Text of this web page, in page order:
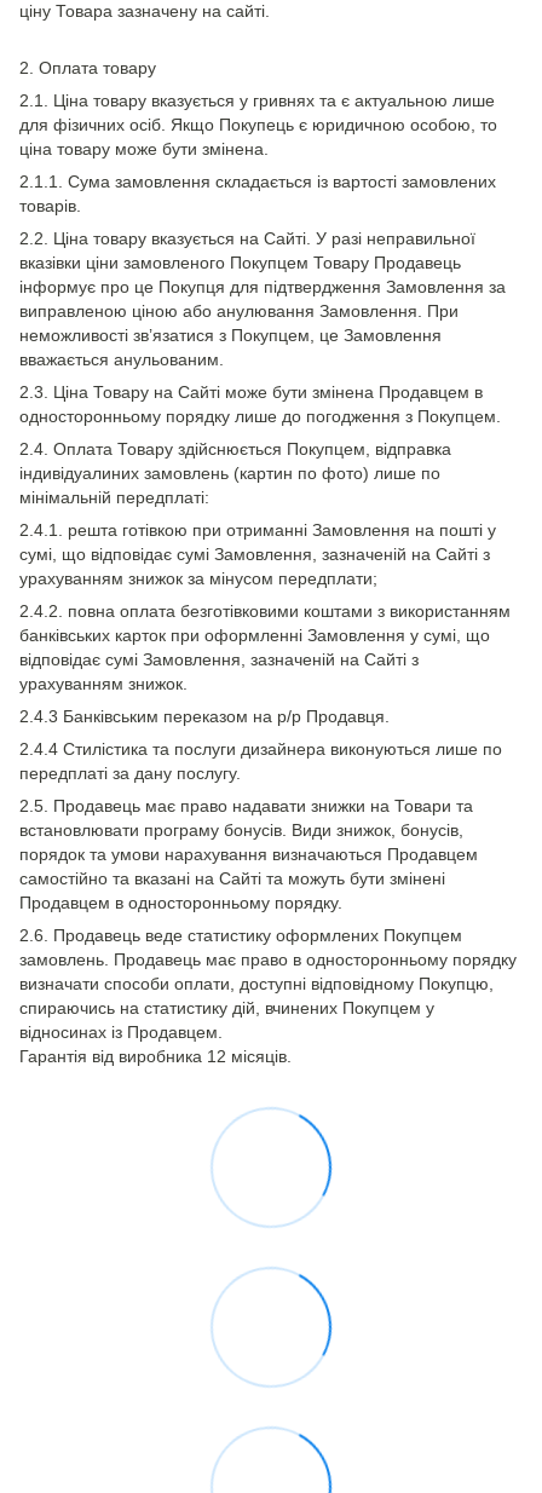
ціну Товара зазначену на сайті.
2. Оплата товару
2.1. Ціна товару вказується у гривнях та є актуальною лише
для фізичних осіб. Якщо Покупець є юридичною особою, то
ціна товару може бути змінена.
2.1.1. Сума замовлення складається із вартості замовлених
товарів.
2.2. Ціна товару вказується на Сайті. У разі неправильної
вказівки ціни замовленого Покупцем Товару Продавець
інформує про це Покупця для підтвердження Замовлення за
виправленою ціною або анулювання Замовлення. При
неможливості зв’язатися з Покупцем, це Замовлення
вважається анульованим.
2.3. Ціна Товару на Сайті може бути змінена Продавцем в
односторонньому порядку лише до погодження з Покупцем.
2.4. Оплата Товару здійснюється Покупцем, відправка
індивідуалиних замовлень (картин по фото) лише по
мінімальній передплаті:
2.4.1. решта готівкою при отриманні Замовлення на пошті у
сумі, що відповідає сумі Замовлення, зазначеній на Сайті з
урахуванням знижок за мінусом передплати;
2.4.2. повна оплата безготівковими коштами з використанням
банківських карток при оформленні Замовлення у сумі, що
відповідає сумі Замовлення, зазначеній на Сайті з
урахуванням знижок.
2.4.3 Банківським переказом на р/р Продавця.
2.4.4 Стилістика та послуги дизайнера виконуються лише по
передплаті за дану послугу.
2.5. Продавець має право надавати знижки на Товари та
встановлювати програму бонусів. Види знижок, бонусів,
порядок та умови нарахування визначаються Продавцем
самостійно та вказані на Сайті та можуть бути змінені
Продавцем в односторонньому порядку.
2.6. Продавець веде статистику оформлених Покупцем
замовлень. Продавець має право в односторонньому порядку
визначати способи оплати, доступні відповідному Покупцю,
спираючись на статистику дій, вчинених Покупцем у
відносинах із Продавцем.
Гарантія від виробника 12 місяців.